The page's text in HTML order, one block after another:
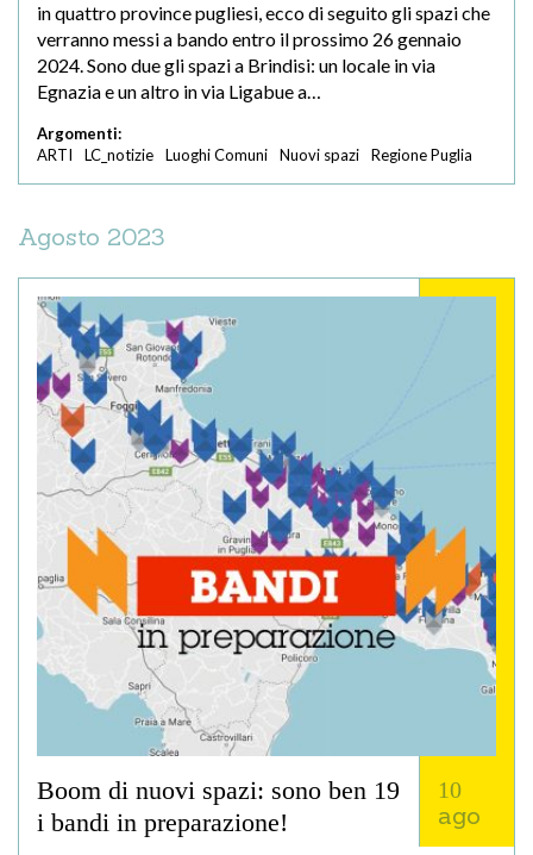
in quattro province pugliesi, ecco di seguito gli spazi che
verranno messi a bando entro il prossimo 26 gennaio
2024. Sono due gli spazi a Brindisi: un locale in via
Egnazia e un altro in via Ligabue a…
Argomenti:
ARTI
LC_notizie Luoghi Comuni Nuovi spazi Regione Puglia
Agosto 2023
10
ago
Boom di nuovi spazi: sono ben 19
i bandi in preparazione!